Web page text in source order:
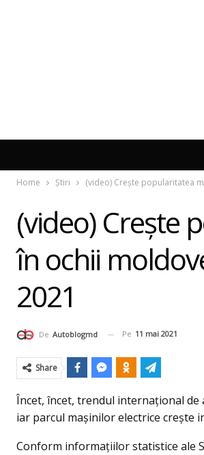
Home Știri (video) Crește popularitatea
(video) Crește
în ochii
2021
De Autoblogmd Pe 11 mai 2021
Share
Încet, încet, trendul internațional de
iar parcul mașinilor electrice crește
Conform informațiilor statistice ale